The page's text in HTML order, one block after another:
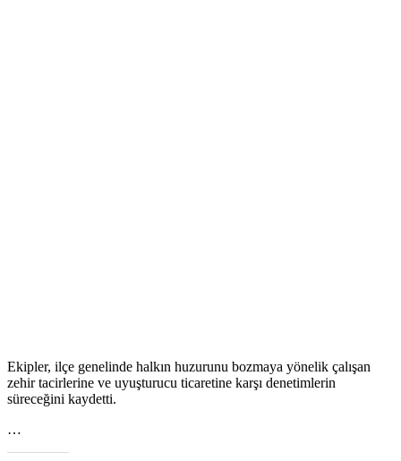
Ekipler, ilçe genelinde halkın huzurunu bozmaya yönelik çalışan
zehir tacirlerine ve uyuşturucu ticaretine karşı denetimlerin
süreceğini kaydetti.
…